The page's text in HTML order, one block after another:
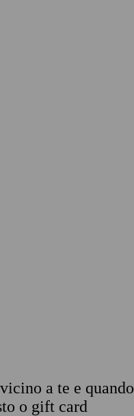
a te e quando
o gift card